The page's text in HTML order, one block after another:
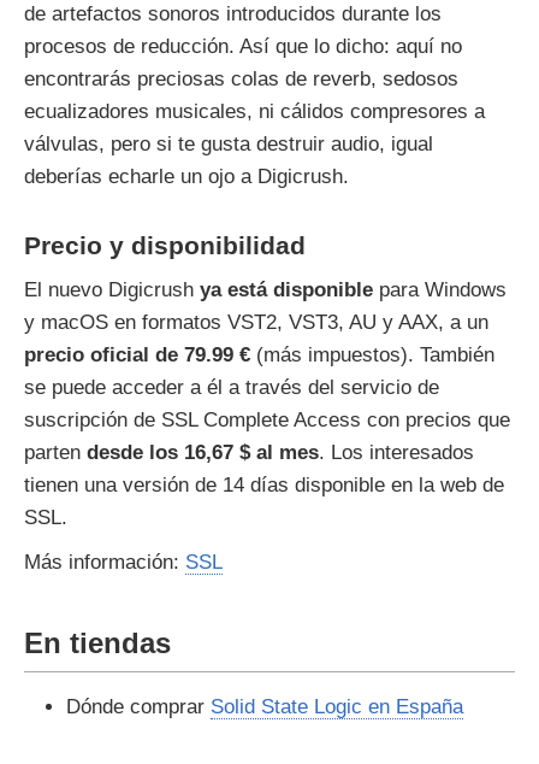
de artefactos sonoros introducidos durante los
procesos de reducción. Así que lo dicho: aquí no
encontrarás preciosas colas de reverb, sedosos
ecualizadores musicales, ni cálidos compresores a
válvulas, pero si te gusta destruir audio, igual
deberías echarle un ojo a Digicrush.
Precio y disponibilidad
El nuevo Digicrush ya está disponible para Windows
y macOS en formatos VST2, VST3, AU y AAX, a un
precio oficial de 79.99 € (más impuestos). También
se puede acceder a él a través del servicio de
suscripción de SSL Complete Access con precios que
parten desde los 16,67 $ al mes. Los interesados
tienen una versión de 14 días disponible en la web de
SSL.
Más información: SSL
En tiendas
Dónde comprar Solid State Logic en España